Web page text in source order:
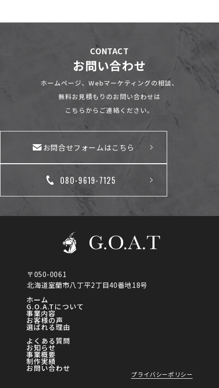
CONTACT
お問い合わせ
ホームページ、Webマーケティングの相談、
無料お見積もりのお問い合わせは
こちらからご連絡ください。
お問合せフォームはこちら
080-9619-7125
〒050-0061
北海道室蘭市八丁平2丁目40番地18号
ホーム
G.O.A.Tについて
事業内容
お客様の声
選ばれる理由
よくある質問
お知らせ
事業概要
制作実績
お問い合わせ
プライバシーポリシー